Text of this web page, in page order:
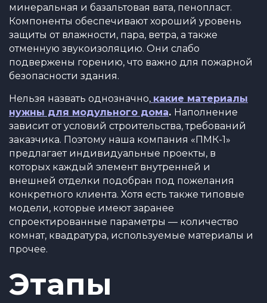
минеральная и базальтовая вата, пенопласт.
Компоненты обеспечивают хороший уровень
защиты от влажности, пара, ветра, а также
отменную звукоизоляцию. Они слабо
подвержены горению, что важно для пожарной
безопасности здания.
Нельзя назвать однозначно, какие материалы
нужны для модульного дома. Наполнение
зависит от условий строительства, требований
заказчика. Поэтому наша компания «ПМК-1»
предлагает индивидуальные проекты, в
которых каждый элемент внутренней и
внешней отделки подобран под пожелания
конкретного клиента. Хотя есть также типовые
модели, которые имеют заранее
спроектированные параметры — количество
комнат, квадратура, используемые материалы и
прочее.
Этапы